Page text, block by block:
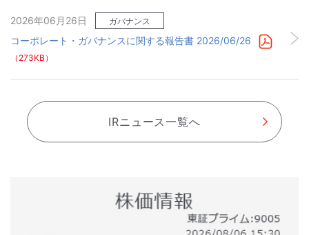
2026年06月26日 ガバナンス
コーポレート・ガバナンスに関する報告書 2026/06/26
（273KB）
IRニュース一覧へ